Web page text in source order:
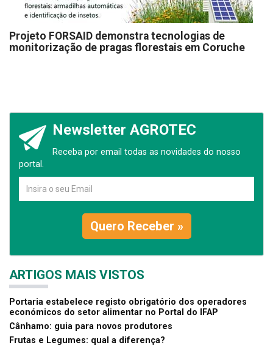
Projeto FORSAID demonstra tecnologias de
monitorização de pragas florestais em Coruche
Newsletter AGROTEC
Receba por email todas as novidades do nosso
portal.
Quero Receber »
ARTIGOS MAIS VISTOS
Portaria estabelece registo obrigatório dos operadores
económicos do setor alimentar no Portal do IFAP
Cânhamo: guia para novos produtores
Frutas e Legumes: qual a diferença?